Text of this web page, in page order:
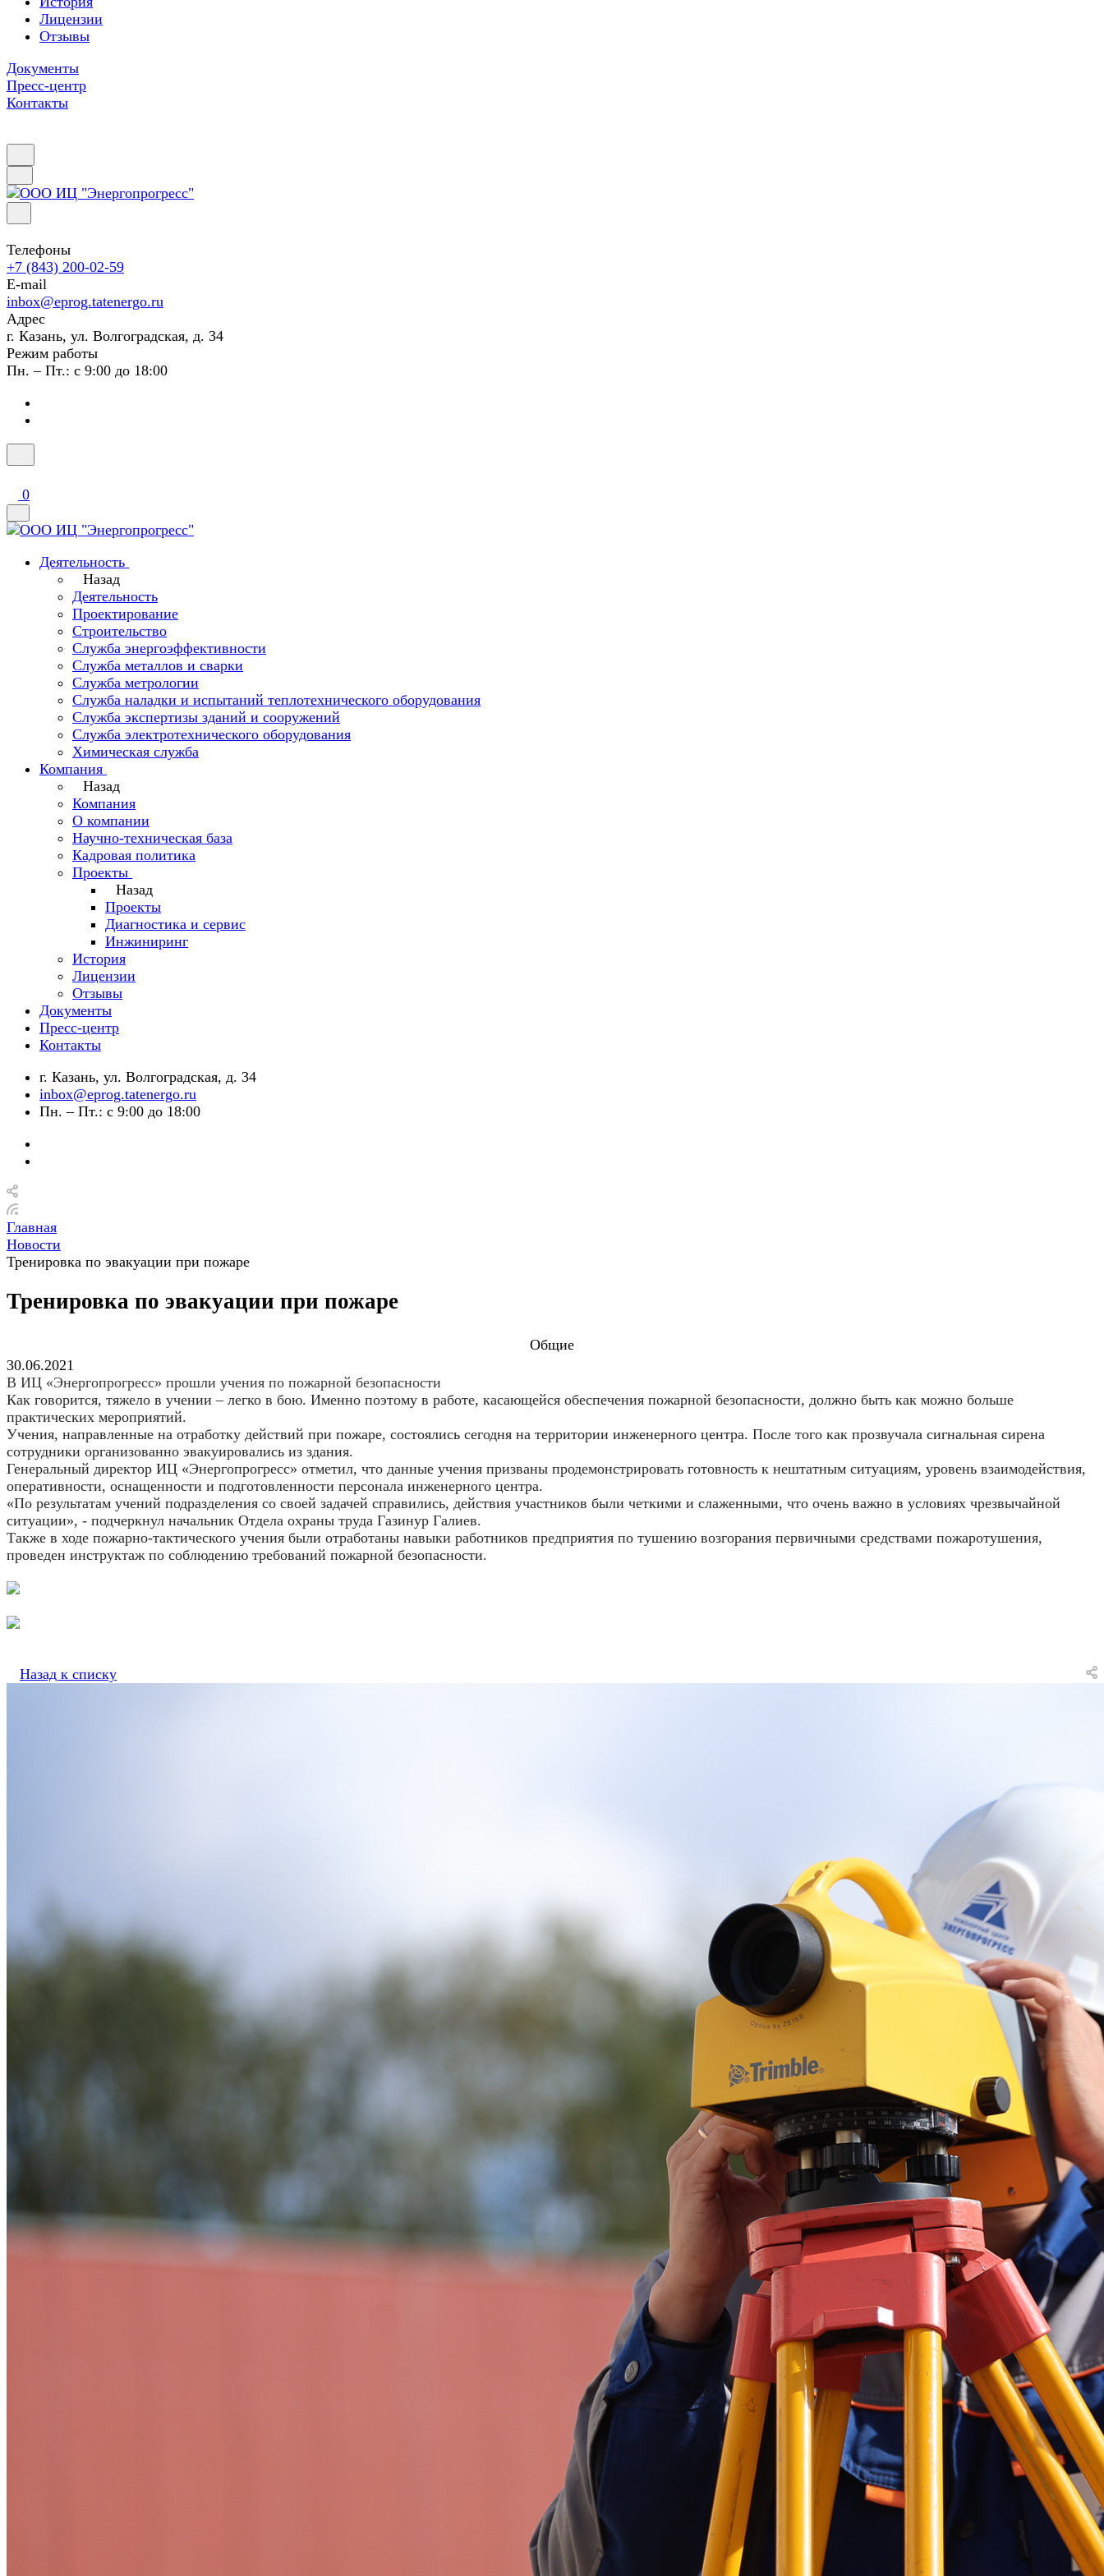
Лицензии
Отзывы
Документы
Пресс-центр
Контакты
Телефоны
+7 (843) 200-02-59
E-mail
inbox@eprog.tatenergo.ru
Адрес
г. Казань, ул. Волгоградская, д. 34
Режим работы
Пн. – Пт.: с 9:00 до 18:00
0
Деятельность
Назад
Деятельность
Проектирование
Строительство
Служба энергоэффективности
Служба металлов и сварки
Служба метрологии
Служба наладки и испытаний теплотехнического оборудования
Служба экспертизы зданий и сооружений
Служба электротехнического оборудования
Химическая служба
Компания
Назад
Компания
О компании
Научно-техническая база
Кадровая политика
Проекты
Назад
Проекты
Диагностика и сервис
Инжиниринг
История
Лицензии
Отзывы
Документы
Пресс-центр
Контакты
г. Казань, ул. Волгоградская, д. 34
inbox@eprog.tatenergo.ru
Пн. – Пт.: с 9:00 до 18:00
Главная
Новости
Тренировка по эвакуации при пожаре
Тренировка по эвакуации при пожаре
Общие
30.06.2021
В ИЦ «Энергопрогресс» прошли учения по пожарной безопасности
Как говорится, тяжело в учении – легко в бою. Именно поэтому в работе, касающейся обеспечения пожарной безопасности, должно быть как можно больше
практических мероприятий.
Учения, направленные на отработку действий при пожаре, состоялись сегодня на территории инженерного центра. После того как прозвучала сигнальная сирена
сотрудники организованно эвакуировались из здания.
Генеральный директор ИЦ «Энергопрогресс» отметил, что данные учения призваны продемонстрировать готовность к нештатным ситуациям, уровень взаимодействия,
оперативности, оснащенности и подготовленности персонала инженерного центра.
«По результатам учений подразделения со своей задачей справились, действия участников были четкими и слаженными, что очень важно в условиях чрезвычайной
ситуации», - подчеркнул начальник Отдела охраны труда Газинур Галиев.
Также в ходе пожарно-тактического учения были отработаны навыки работников предприятия по тушению возгорания первичными средствами пожаротушения,
проведен инструктаж по соблюдению требований пожарной безопасности.
Назад к списку